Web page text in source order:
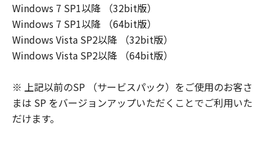
Windows 7 SP1以降 （32bit版）
Windows 7 SP1以降 （64bit版）
Windows Vista SP2以降 （32bit版）
Windows Vista SP2以降 （64bit版）
※ 上記以前のSP （サービスパック）をご使用のお客さ
まは SP をバージョンアップいただくことでご利用いた
だけます。